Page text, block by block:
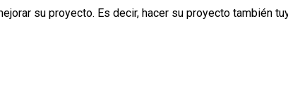
su proyecto. Es decir, hacer su proyecto también